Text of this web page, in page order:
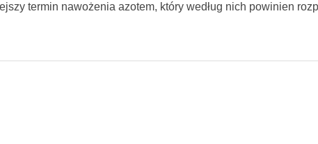
termin nawożenia azotem, który według nich powinien